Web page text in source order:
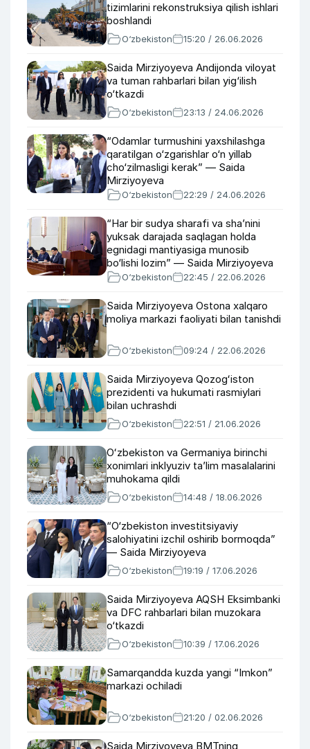
tizimlarini rekonstruksiya qilish ishlari
boshlandi
O‘zbekiston 15:20 / 26.06.2026
Saida Mirziyoyeva Andijonda viloyat
va tuman rahbarlari bilan yig‘ilish
o‘tkazdi
O‘zbekiston 23:13 / 24.06.2026
“Odamlar turmushini yaxshilashga
qaratilgan o‘zgarishlar o‘n yillab
cho‘zilmasligi kerak” — Saida
Mirziyoyeva
O‘zbekiston 22:29 / 24.06.2026
“Har bir sudya sharafi va sha’nini
yuksak darajada saqlagan holda
egnidagi mantiyasiga munosib
bo‘lishi lozim” — Saida Mirziyoyeva
O‘zbekiston 22:45 / 22.06.2026
Saida Mirziyoyeva Ostona xalqaro
moliya markazi faoliyati bilan tanishdi
O‘zbekiston 09:24 / 22.06.2026
Saida Mirziyoyeva Qozogʻiston
prezidenti va hukumati rasmiylari
bilan uchrashdi
O‘zbekiston 22:51 / 21.06.2026
Oʻzbekiston va Germaniya birinchi
xonimlari inklyuziv taʼlim masalalarini
muhokama qildi
O‘zbekiston 14:48 / 18.06.2026
“O‘zbekiston investitsiyaviy
salohiyatini izchil oshirib bormoqda”
— Saida Mirziyoyeva
O‘zbekiston 19:19 / 17.06.2026
Saida Mirziyoyeva AQSH Eksimbanki
va DFC rahbarlari bilan muzokara
o‘tkazdi
O‘zbekiston 10:39 / 17.06.2026
Samarqandda kuzda yangi “Imkon”
markazi ochiladi
O‘zbekiston 21:20 / 02.06.2026
Saida Mirziyoyeva BMTning